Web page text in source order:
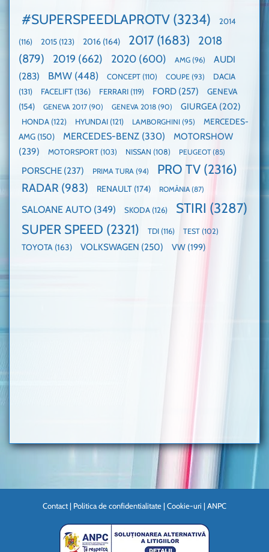
mai
mare
paradă
de
dube
pe
Nurburgring
EV3
câștigătoare,
domină
WCOTY
#SUPERSPEEDLAPROTV (3234) 2014
(116) 2015 (123) 2016 (164) 2017 (1683)
2018
(879)
2019 (662) 2020 (600) AMG (96)
AUDI
(283)
BMW (448) CONCEPT (110) COUPE (93)
DACIA
(131)
FACELIFT (136) FERRARI (119) FORD (257)
GENEVA
(154)
GENEVA 2017 (90) GENEVA 2018 (90) GIURGEA (202)
HONDA (122) HYUNDAI (121) LAMBORGHINI (95)
MERCEDES-
AMG (150) MERCEDES-BENZ (330)
MOTORSHOW
(239)
MOTORSPORT (103) NISSAN (108) PEUGEOT(85)
PORSCHE (237) PRIMA TURA (94) PRO TV (2316)
RADAR (983) RENAULT (174) ROMÂNIA (87)
SALOANE AUTO (349) SKODA (126) STIRI (3287)
SUPER SPEED (2321) TDI (116) TEST (102)
TOYOTA (163) VOLKSWAGEN (250) VW (199)
Contact | Politica de confidentialitate | Cookie-uri | ANPC